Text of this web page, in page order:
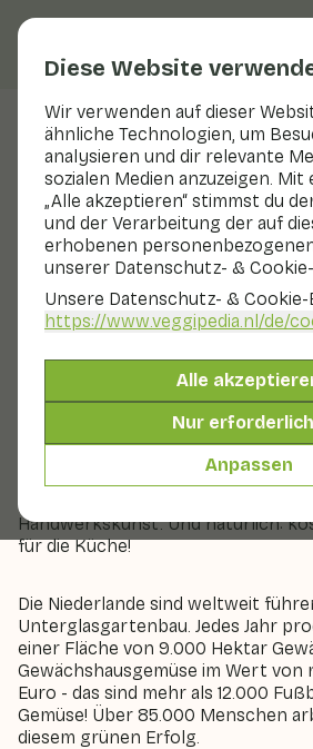
Diese Website
Wir verwenden auf dieser
ähnliche Technologien, um
analysieren und dir relevante
sozialen Medien anzuzeigen. Mit
„Alle akzeptieren“ stimmst du
und der Verarbeitung der auf
erhobenen
unserer Datenschutz- &
Unsere Datenschutz- & Cookie-
https://www.veggipedia.nl/de/
Alle
Nur
Anpassen
Veggiblogs
Vom
Küche:
Fakten über den
niederländischen
Wussten Sie, dass viele Ihrer
wie Paprika, Tomaten und Gurken -
Innovation in niederländischen
angebaut werden? Hinter der
oder der knackigen Paprika
voller Technologie, Nachhaltigkeit
Handwerkskunst. Und natürlich:
für die Küche!
Die Niederlande sind weltweit
Unterglasgartenbau. Jedes Jahr
einer Fläche von 9.000 Hektar
Gewächshausgemüse im Wert von
Euro - das sind mehr als 12.000
Gemüse! Über 85.000 Menschen
diesem grünen Erfolg.